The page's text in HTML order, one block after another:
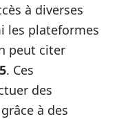
à diverses
les plateformes
peut citer
. Ces
des
à des